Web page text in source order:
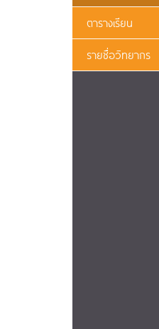
ตารางเรียน
รายชื่อวิทยากร